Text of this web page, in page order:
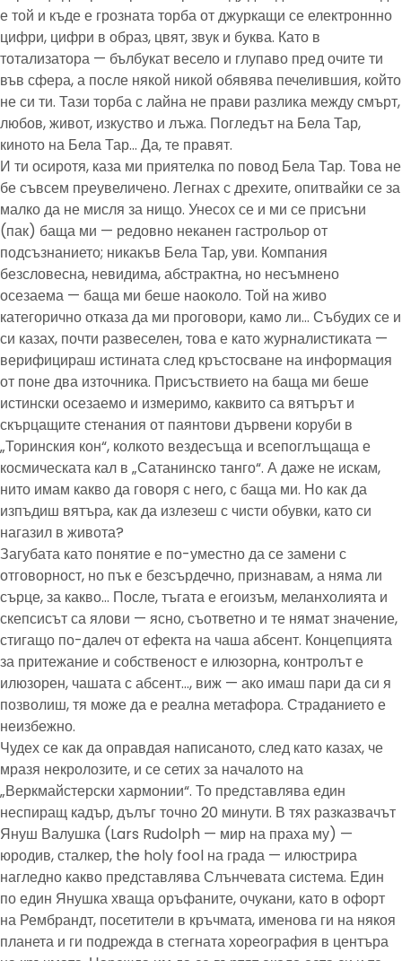
е той и къде е грозната торба от джуркащи се електроннно
цифри, цифри в образ, цвят, звук и буква. Като в
тотализатора — бълбукат весело и глупаво пред очите ти
във сфера, а после някой никой обявява печелившия, който
не си ти. Тази торба с лайна не прави разлика между смърт,
любов, живот, изкуство и лъжа. Погледът на Бела Тар,
киното на Бела Тар… Да, те правят.
И ти осиротя, каза ми приятелка по повод Бела Тар. Това не
бе съвсем преувеличено. Легнах с дрехите, опитвайки се за
малко да не мисля за нищо. Унесох се и ми се присъни
(пак) баща ми — редовно неканен гастрольор от
подсъзнанието; никакъв Бела Тар, уви. Компания
безсловесна, невидима, абстрактна, но несъмнено
осезаема — баща ми беше наоколо. Той на живо
категорично отказа да ми проговори, камо ли… Събудих се и
си казах, почти развеселен, това е като журналистиката —
верифицираш истината след кръстосване на информация
от поне два източника. Присъствието на баща ми беше
истински осезаемо и измеримо, каквито са вятърът и
скърцащите стенания от паянтови дървени коруби в
„Торинския кон“, колкото вездесъща и всепоглъщаща е
космическата кал в „Сатанинско танго“. А даже не искам,
нито имам какво да говоря с него, с баща ми. Но как да
изпъдиш вятъра, как да излезеш с чисти обувки, като си
нагазил в живота?
Загубата като понятие е по-уместно да се замени с
отговорност, но пък е безсърдечно, признавам, а няма ли
сърце, за какво… После, тъгата е егоизъм, меланхолията и
скепсисът са ялови — ясно, съответно и те нямат значение,
стигащо по-далеч от ефекта на чаша абсент. Концепцията
за притежание и собственост е илюзорна, контролът е
илюзорен, чашата с абсент…, виж — ако имаш пари да си я
позволиш, тя може да е реална метафора. Страданието е
неизбежно.
Чудех се как да оправдая написаното, след като казах, че
мразя некролозите, и се сетих за началото на
„Веркмайстерски хармонии“. То представлява един
неспиращ кадър, дълъг точно 20 минути. В тях разказвачът
Януш Валушка (Lars Rudolph — мир на праха му) —
юродив, сталкер, the holy fool на града — илюстрира
нагледно какво представлява Слънчевата система. Един
по един Янушка хваща оръфаните, очукани, като в офорт
на Рембрандт, посетители в кръчмата, именова ги на някоя
планета и ги подрежда в стегната хореография в центъра